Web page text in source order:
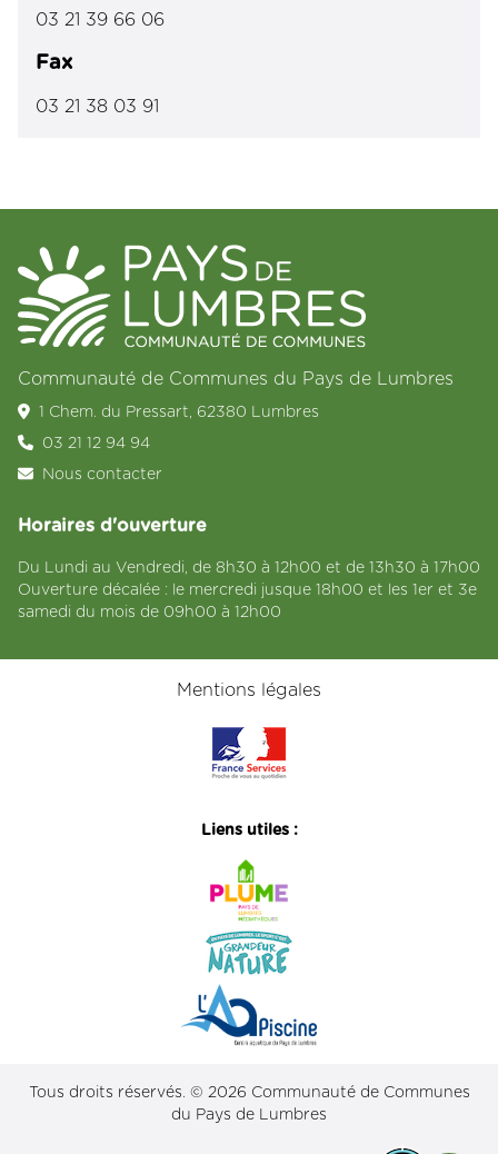
03 21 39 66 06
Fax
03 21 38 03 91
Communauté de Communes du Pays de Lumbres
1 Chem. du Pressart, 62380 Lumbres
03 21 12 94 94
Nous contacter
Horaires d'ouverture
Du Lundi au Vendredi, de 8h30 à 12h00 et de 13h30 à 17h00
Ouverture décalée : le mercredi jusque 18h00 et les 1er et 3e
samedi du mois de 09h00 à 12h00
Mentions légales
Liens utiles :
Tous droits réservés. © 2026 Communauté de Communes
du Pays de Lumbres